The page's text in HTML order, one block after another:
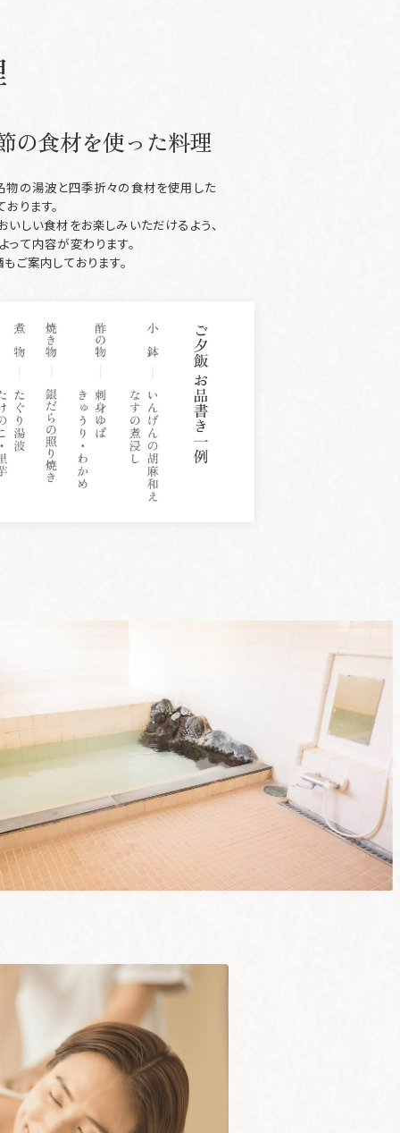
の食材を使った料理
物の湯波と四季折々の食材を使用した
ります。
しい食材をお楽しみいただけるよう、
て内容が変わります。
ご案内しております。